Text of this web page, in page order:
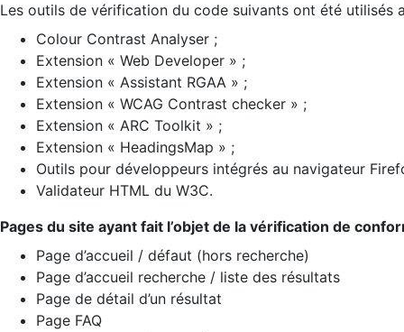
Les outils de vérification du code suivants ont été utilisés
Colour Contrast Analyser ;
Extension « Web Developer » ;
Extension « Assistant RGAA » ;
Extension « WCAG Contrast checker » ;
Extension « ARC Toolkit » ;
Extension « HeadingsMap » ;
Outils pour développeurs intégrés au navigateur
Validateur HTML du W3C.
Pages du site ayant fait l’objet de la vérification de
Page d’accueil / défaut (hors recherche)
Page d’accueil recherche / liste des résultats
Page de détail d’un résultat
Page FAQ